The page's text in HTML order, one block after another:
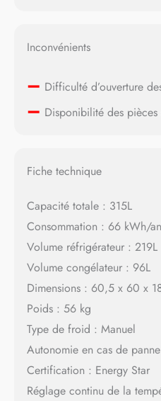
Inconvénients
– Difficulté d’ouverture
– Disponibilité des
Fiche technique
Capacité totale : 315L
Consommation : 66 kWh/an
Volume réfrigérateur : 219L
Volume congélateur : 96L
Dimensions : 60,5 x 60 x
Poids : 56 kg
Type de froid : Manuel
Autonomie en cas de
Certification : Energy Star
Réglage continu de la